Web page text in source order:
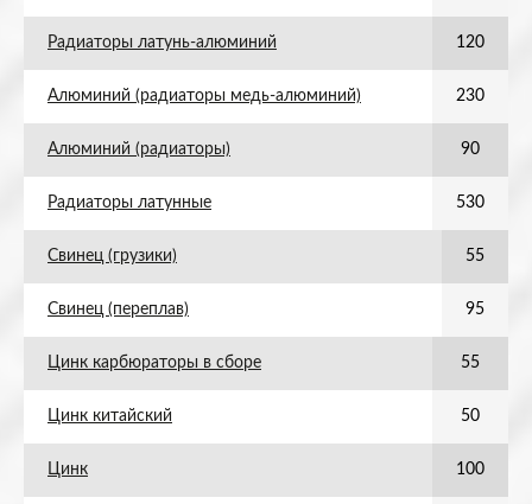
Радиаторы латунь-алюминий 120
Алюминий (радиаторы медь-алюминий) 230
Алюминий (радиаторы) 90
Радиаторы латунные 530
Свинец (грузики) 55
Свинец (переплав) 95
Цинк карбюраторы в сборе 55
Цинк китайский 50
Цинк 100